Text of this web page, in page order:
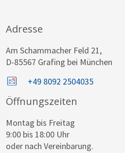
Adresse
Am Schammacher Feld 21,
D-85567 Grafing bei München
+49 8092 2504035
Öffnungszeiten
Montag bis Freitag
9:00 bis 18:00 Uhr
oder nach Vereinbarung.